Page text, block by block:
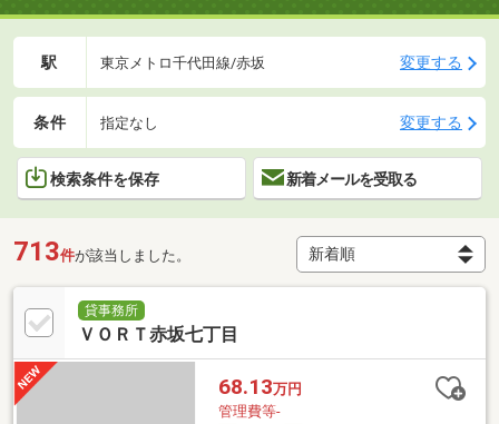
駅 東京メトロ千代田線/赤坂 変更する
条件 指定なし 変更する
検索条件を保存 新着メールを受取る
713件が該当しました。
貸事務所
ＶＯＲＴ赤坂七丁目
68.13万円
管理費等-